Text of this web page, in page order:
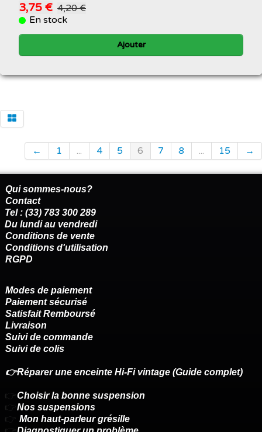
3,75 € 4,20 €
En stock
Ajouter
← 1 ... 4 5 6 7 8 ... 15 →
Qui sommes-nous?
Contact
Tel : (33) 783 300 289
Du lundi au vendredi
Conditions de vente
Conditions d'utilisation
RGPD
Modes de paiement
Paiement sécurisé
Satisfait Remboursé
Livraison
Suivi de commande
Suivi de colis
👉Réparer une enceinte Hi-Fi vintage (Guide complet)
👉 Choisir la bonne suspension
👉 Nos suspensions
👉 Mon haut-parleur grésille